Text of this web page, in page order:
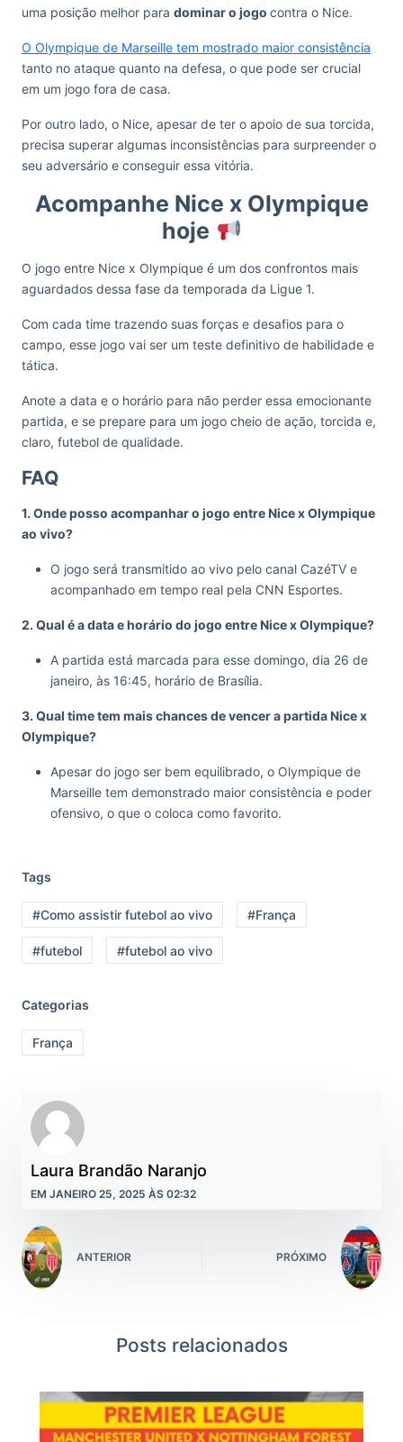
uma posição melhor para dominar o jogo contra o Nice.
O Olympique de Marseille tem mostrado maior consistência
tanto no ataque quanto na defesa, o que pode ser crucial
em um jogo fora de casa.
Por outro lado, o Nice, apesar de ter o apoio de sua torcida,
precisa superar algumas inconsistências para surpreender o
seu adversário e conseguir essa vitória.
Acompanhe Nice x Olympique
hoje
O jogo entre Nice x Olympique é um dos confrontos mais
aguardados dessa fase da temporada da Ligue 1.
Com cada time trazendo suas forças e desafios para o
campo, esse jogo vai ser um teste definitivo de habilidade e
tática.
Anote a data e o horário para não perder essa emocionante
partida, e se prepare para um jogo cheio de ação, torcida e,
claro, futebol de qualidade.
FAQ
1. Onde posso acompanhar o jogo entre Nice x Olympique
ao vivo?
O jogo será transmitido ao vivo pelo canal CazéTV e
acompanhado em tempo real pela CNN Esportes.
2. Qual é a data e horário do jogo entre Nice x Olympique?
A partida está marcada para esse domingo, dia 26 de
janeiro, às 16:45, horário de Brasília.
3. Qual time tem mais chances de vencer a partida Nice x
Olympique?
Apesar do jogo ser bem equilibrado, o Olympique de
Marseille tem demonstrado maior consistência e poder
ofensivo, o que o coloca como favorito.
Tags
#Como assistir futebol ao vivo #França
#futebol #futebol ao vivo
Categorias
França
Laura Brandão Naranjo
EM JANEIRO 25, 2025 ÀS 02:32
ANTERIOR PRÓXIMO
Posts relacionados